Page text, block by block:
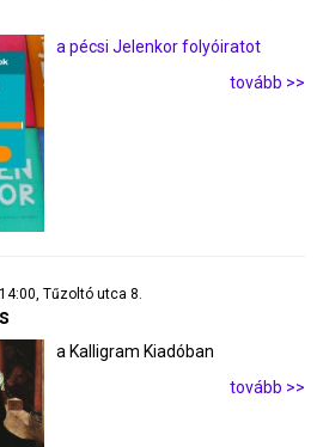
a pécsi Jelenkor folyóiratot
tovább >>
Tűzoltó utca 8.
a Kalligram Kiadóban
tovább >>